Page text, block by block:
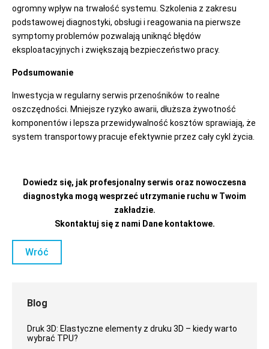
Blog
Druk 3D: Elastyczne elementy z druku 3D – kiedy warto
wybrać TPU?
ogromny wpływ na trwałość systemu. Szkolenia z zakresu
podstawowej diagnostyki, obsługi i reagowania na pierwsze
symptomy problemów pozwalają uniknąć błędów
eksploatacyjnych i zwiększają bezpieczeństwo pracy.
Podsumowanie
Inwestycja w regularny serwis przenośników to realne
oszczędności. Mniejsze ryzyko awarii, dłuższa żywotność
komponentów i lepsza przewidywalność kosztów sprawiają, że
system transportowy pracuje efektywnie przez cały cykl życia.
Dowiedz się, jak profesjonalny serwis oraz nowoczesna
diagnostyka mogą wesprzeć utrzymanie ruchu w Twoim
zakładzie.
Skontaktuj się z nami Dane kontaktowe.
Wróć